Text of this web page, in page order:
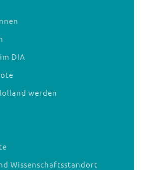
DIA
werden
Wissenschaftsstandort